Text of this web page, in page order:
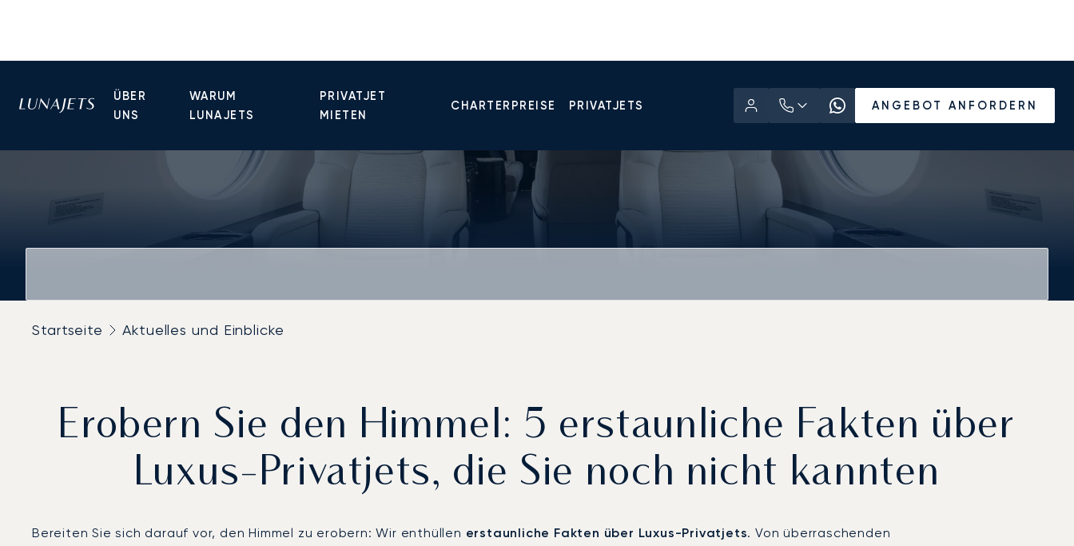
ÜBER
UNS
WARUM
LUNAJETS
PRIVATJET
MIETEN
CHARTERPREISE PRIVATJETS ANGEBOT ANFORDERN
Startseite Aktuelles und Einblicke
Erobern Sie den Himmel: 5 erstaunliche Fakten über
Luxus-Privatjets, die Sie noch nicht kannten
Bereiten Sie sich darauf vor, den Himmel zu erobern: Wir enthüllen erstaunliche Fakten über Luxus-Privatjets. Von überraschenden